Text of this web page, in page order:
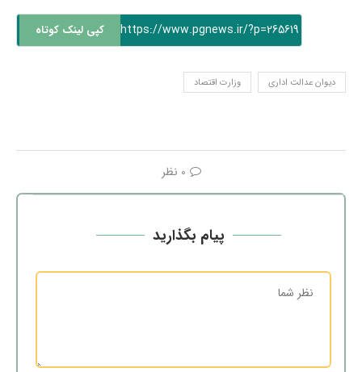
https://www.pgnews.ir/?p=265619 کپی لینک کوتاه
دیوان عدالت اداری وزارت اقتصاد
0 نظر
پیام بگذارید